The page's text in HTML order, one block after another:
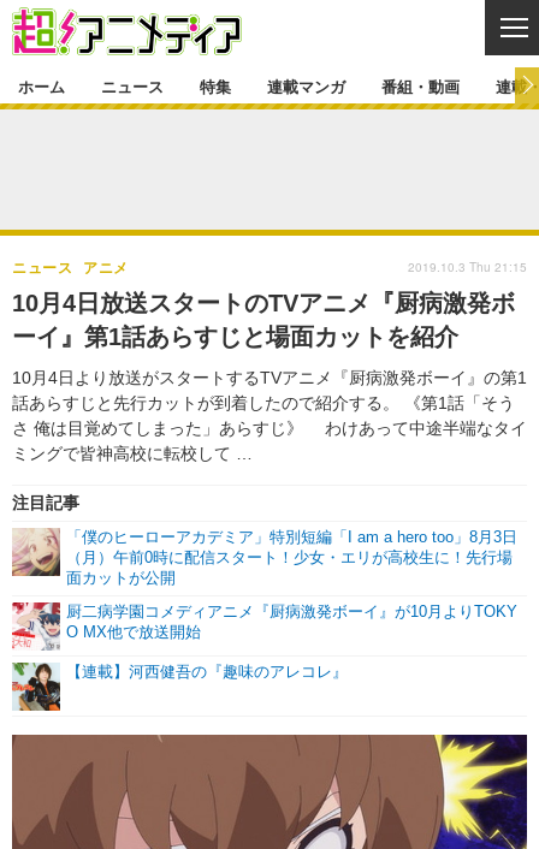
ゲーム・アプリ マンガ
グッズ イベント
声優 コスプレ
舞台 新帝スタ
特集一覧 カバー
ラキりす
連載マンガ
連載マンガ一覧 連載一覧
番組・動画
番組・動画一覧 ラジオ
動画
連載・ブログ
連載・ブログ一覧 コラム
編集部ブログ・お知らせ
ホーム ニュース 特集 連載マンガ 番組・動画 連載
10月4日放送スタートのTVアニメ『厨病激発ボ
ーイ』第1話あらすじと場面カットを紹介
10月4日より放送がスタートするTVアニメ『厨病激発ボーイ』の第1
話あらすじと先行カットが到着したので紹介する。 《第1話「そう
さ 俺は目覚めてしまった」あらすじ》 わけあって中途半端なタイ
ミングで皆神高校に転校して …
ニュース アニメ
注目記事
「僕のヒーローアカデミア」特別短編「I am a hero too」8月3日
（月）午前0時に配信スタート！少女・エリが高校生に！先行場
面カットが公開
厨二病学園コメディアニメ『厨病激発ボーイ』が10月よりTOKY
O MX他で放送開始
【連載】河西健吾の『趣味のアレコレ』
2019.10.3 Thu 21:15